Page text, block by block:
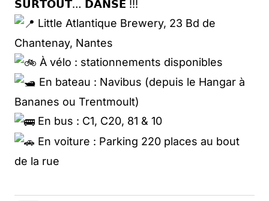
𝗦𝗨𝗥𝗧𝗢𝗨𝗧… 𝗗𝗔𝗡𝗦𝗘 !!!
Little Atlantique Brewery, 23 Bd de
Chantenay, Nantes
À vélo : stationnements disponibles
En bateau : Navibus (depuis le Hangar à
Bananes ou Trentmoult)
En bus : C1, C20, 81 & 10
En voiture : Parking 220 places au bout
de la rue